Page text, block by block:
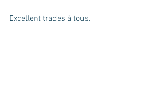
Excellent trades à tous.